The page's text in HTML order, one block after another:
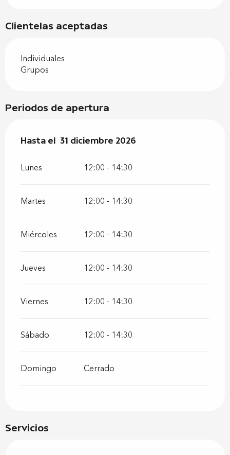
Servicios
Clientelas aceptadas
Individuales
Grupos
Periodos de apertura
Del2 enero 2026al31 diciembre 2026
Hasta el 31 diciembre 2026
Lunes 12:00 - 14:30
Martes 12:00 - 14:30
Miércoles 12:00 - 14:30
Jueves 12:00 - 14:30
Viernes 12:00 - 14:30
Sábado 12:00 - 14:30
Domingo Cerrado